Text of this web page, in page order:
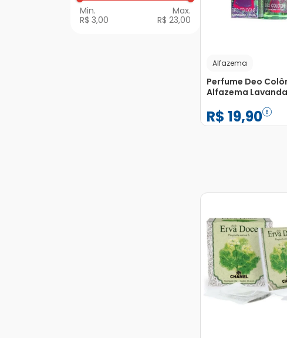
Perfumes Colônias e
R$ 3,00 R$ 23,00
Alfazema
Perfume Deo
Alfazema Lavanda
115ml
R$ 19,90